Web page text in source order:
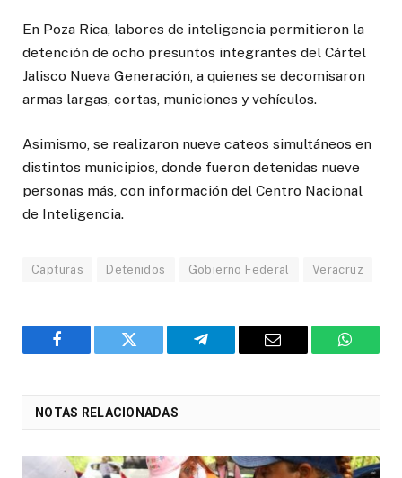
En Poza Rica, labores de inteligencia permitieron la
detención de ocho presuntos integrantes del Cártel
Jalisco Nueva Generación, a quienes se decomisaron
armas largas, cortas, municiones y vehículos.
Asimismo, se realizaron nueve cateos simultáneos en
distintos municipios, donde fueron detenidas nueve
personas más, con información del Centro Nacional
de Inteligencia.
Capturas Detenidos Gobierno Federal Veracruz
Facebook Twitter Telegram Email
NOTAS RELACIONADAS